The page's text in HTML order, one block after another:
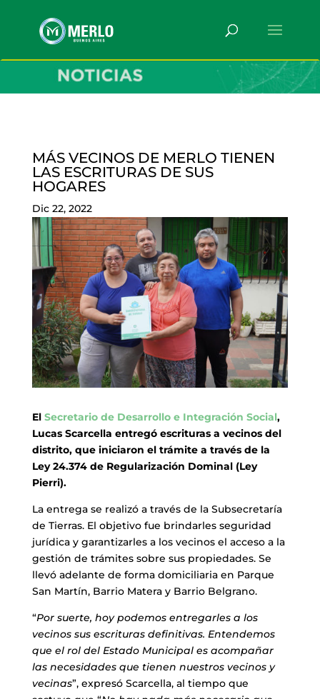
MÁS VECINOS DE MERLO TIENEN
LAS ESCRITURAS DE SUS
HOGARES
Dic 22, 2022
El Secretario de Desarrollo e Integración Social,
Lucas Scarcella entregó escrituras a vecinos del
distrito, que iniciaron el trámite a través de la
Ley 24.374 de Regularización Dominal (Ley
Pierri).
La entrega se realizó a través de la Subsecretaría
de Tierras. El objetivo fue brindarles seguridad
jurídica y garantizarles a los vecinos el acceso a la
gestión de trámites sobre sus propiedades. Se
llevó adelante de forma domiciliaria en Parque
San Martín, Barrio Matera y Barrio Belgrano.
“Por suerte, hoy podemos entregarles a los
vecinos sus escrituras definitivas. Entendemos
que el rol del Estado Municipal es acompañar
las necesidades que tienen nuestros vecinos y
vecinas”, expresó Scarcella, al tiempo que